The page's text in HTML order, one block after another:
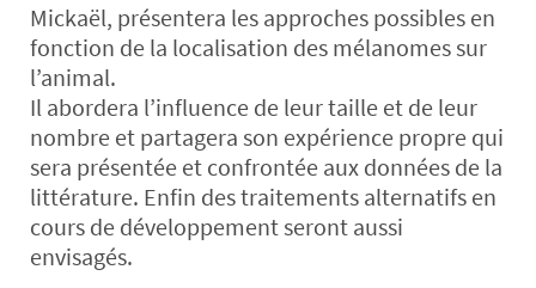
Mickaël, présentera les approches possibles en
fonction de la localisation des mélanomes sur
l’animal.
Il abordera l’influence de leur taille et de leur
nombre et partagera son expérience propre qui
sera présentée et confrontée aux données de la
littérature. Enfin des traitements alternatifs en
cours de développement seront aussi
envisagés.